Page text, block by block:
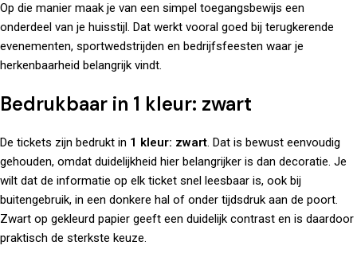
Op die manier maak je van een simpel toegangsbewijs een
onderdeel van je huisstijl. Dat werkt vooral goed bij terugkerende
evenementen, sportwedstrijden en bedrijfsfeesten waar je
herkenbaarheid belangrijk vindt.
Bedrukbaar in 1 kleur: zwart
De tickets zijn bedrukt in 1 kleur: zwart. Dat is bewust eenvoudig
gehouden, omdat duidelijkheid hier belangrijker is dan decoratie. Je
wilt dat de informatie op elk ticket snel leesbaar is, ook bij
buitengebruik, in een donkere hal of onder tijdsdruk aan de poort.
Zwart op gekleurd papier geeft een duidelijk contrast en is daardoor
praktisch de sterkste keuze.